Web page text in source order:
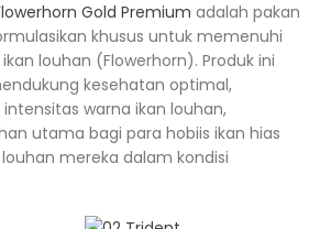
Gold Premium adalah pakan
khusus untuk memenuhi
louhan (Flowerhorn). Produk ini
kesehatan optimal,
warna ikan louhan,
utama bagi para hobiis ikan hias
mereka dalam kondisi